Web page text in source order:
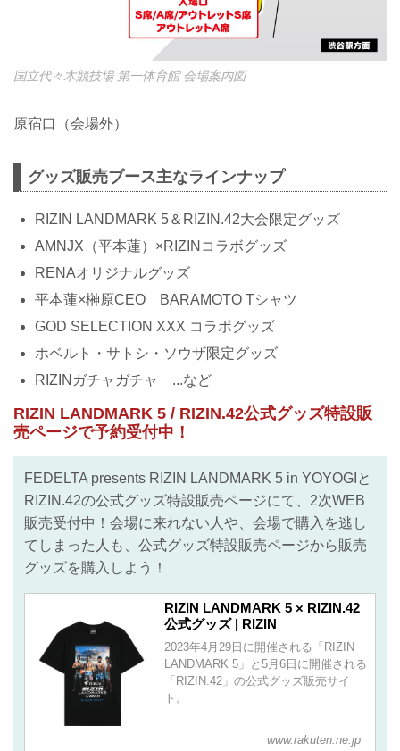
国立代々木競技場 第一体育館 会場案内図
原宿口（会場外）
グッズ販売ブース主なラインナップ
RIZIN LANDMARK 5＆RIZIN.42大会限定グッズ
AMNJX（平本蓮）×RIZINコラボグッズ
RENAオリジナルグッズ
平本蓮×榊原CEO BARAMOTO Tシャツ
GOD SELECTION XXX コラボグッズ
ホベルト・サトシ・ソウザ限定グッズ
RIZINガチャガチャ ...など
RIZIN LANDMARK 5 / RIZIN.42公式グッズ特設販
売ページで予約受付中！
FEDELTA presents RIZIN LANDMARK 5 in YOYOGIと
RIZIN.42の公式グッズ特設販売ページにて、2次WEB
販売受付中！会場に来れない人や、会場で購入を逃し
てしまった人も、公式グッズ特設販売ページから販売
グッズを購入しよう！
RIZIN LANDMARK 5 × RIZIN.42
公式グッズ | RIZIN
2023年4月29日に開催される「RIZIN
LANDMARK 5」と5月6日に開催される
「RIZIN.42」の公式グッズ販売サイ
ト。
www.rakuten.ne.jp